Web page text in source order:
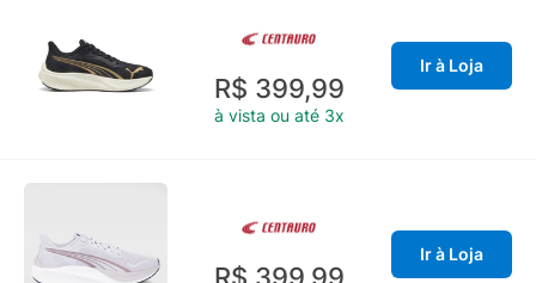
R$ 399,99
à vista ou até 3x
Ir à Loja
R$ 399,99
Ir à Loja